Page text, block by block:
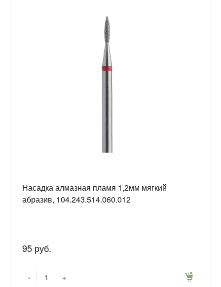
Насадка алмазная пламя 1,2мм мягкий
абразив, 104.243.514.060.012
95 руб.
- +